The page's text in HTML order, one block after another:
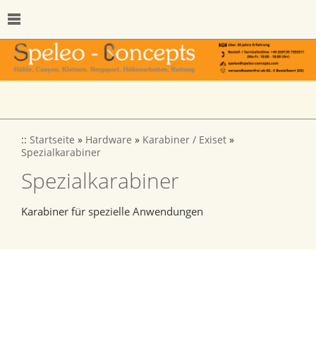
:: Startseite » Hardware » Karabiner / Exiset »
Spezialkarabiner
Spezialkarabiner
Karabiner für spezielle Anwendungen